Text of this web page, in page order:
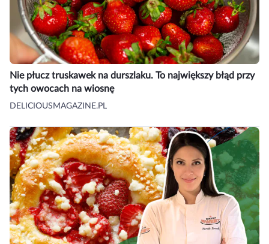
Nie płucz truskawek na durszlaku. To największy błąd przy
tych owocach na wiosnę
DELICIOUSMAGAZINE.PL